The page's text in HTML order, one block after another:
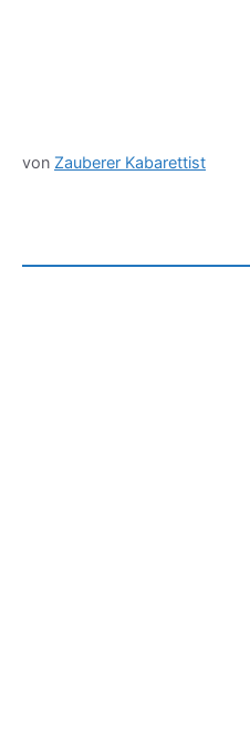
von Zauberer Kabarettist